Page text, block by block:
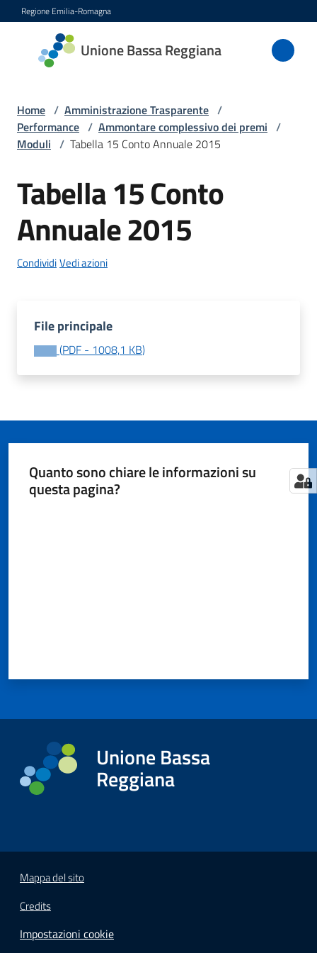
Vai al contenuto
Vai alla navigazione
Vai al footer
Regione Emilia-Romagna
Unione Bassa Reggiana
Unione
Bassa
Amministrazione
Novità
Servizi
Vivere
Tutti
Seguici
Home / Amministrazione Trasparente /
Performance / Ammontare complessivo dei premi /
Moduli / Tabella 15 Conto Annuale 2015
Tabella 15 Conto
Annuale 2015
CondividiVedi azioni
File principale
(PDF - 1008,1 KB)
Quanto sono chiare le informazioni su
questa pagina?
Unione Bassa
Reggiana
Mappa del sito
Credits
Impostazioni cookie